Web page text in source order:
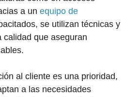
a un equipo de
se utilizan técnicas y
calidad que aseguran
al cliente es una prioridad,
a las necesidades